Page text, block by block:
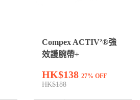
Compex ACTIV’®強
效護腕帶+
HK$138 27% OFF
HK$188